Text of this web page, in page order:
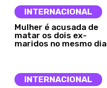
INTERNACIONAL
Mulher é acusada de
matar os dois ex-
maridos no mesmo dia
INTERNACIONAL